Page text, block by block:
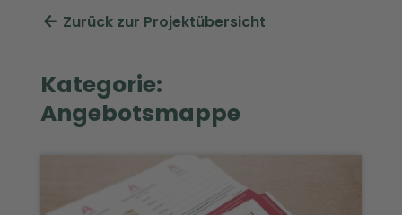
Zurück zur Projektübersicht
Kategorie:
Angebotsmappe